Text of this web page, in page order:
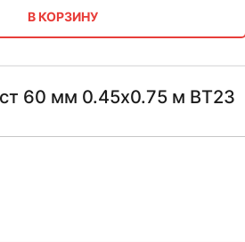
В КОРЗИНУ
60 мм 0.45х0.75 м ВТ23